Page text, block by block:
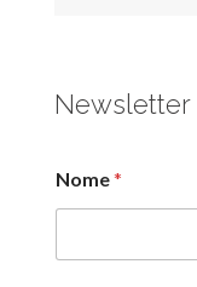
Newsletter
Nome*